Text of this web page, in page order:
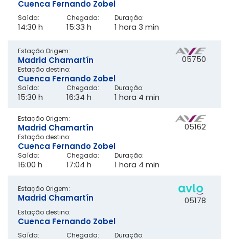
Saída:
14:30 h
Chegada:
15:33 h
Duração:
1 hora 3 min
Cuenca Fernando Zobel
05750
Saída:
15:30 h
Chegada:
16:34 h
Duração:
1 hora 4 min
Estação Origem:
Madrid Chamartín
Estação destino:
Cuenca Fernando Zobel
05162
Saída:
16:00 h
Chegada:
17:04 h
Duração:
1 hora 4 min
Estação Origem:
Madrid Chamartín
Estação destino:
Cuenca Fernando Zobel
05178
Saída: Chegada: Duração:
Estação Origem:
Madrid Chamartín
Estação destino:
Cuenca Fernando Zobel